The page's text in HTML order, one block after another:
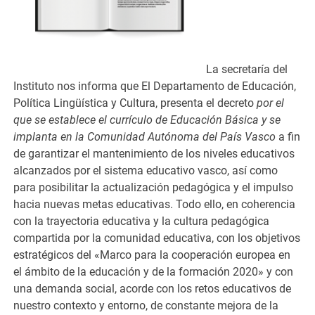
La secretaría del
Instituto nos informa que El Departamento de Educación,
Política Lingüística y Cultura, presenta el decretopor el
que se establece el currículo de Educación Básica y se
implanta en la Comunidad Autónoma del País Vasco a fin
de garantizar el mantenimiento de los niveles educativos
alcanzados por el sistema educativo vasco, así como
para posibilitar la actualización pedagógica y el impulso
hacia nuevas metas educativas. Todo ello, en coherencia
con la trayectoria educativa y la cultura pedagógica
compartida por la comunidad educativa, con los objetivos
estratégicos del «Marco para la cooperación europea en
el ámbito de la educación y de la formación 2020» y con
una demanda social, acorde con los retos educativos de
nuestro contexto y entorno, de constante mejora de la